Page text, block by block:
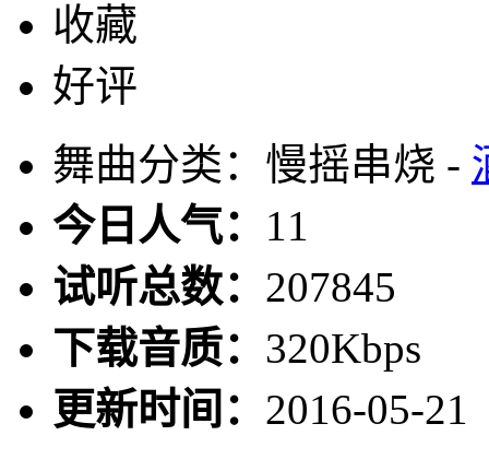
收藏
好评
舞曲分类：慢摇串烧 -
今日人气： 11
试听总数： 207845
下载音质： 320Kbps
更新时间： 2016-05-21